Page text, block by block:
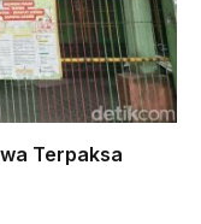
Terpaksa